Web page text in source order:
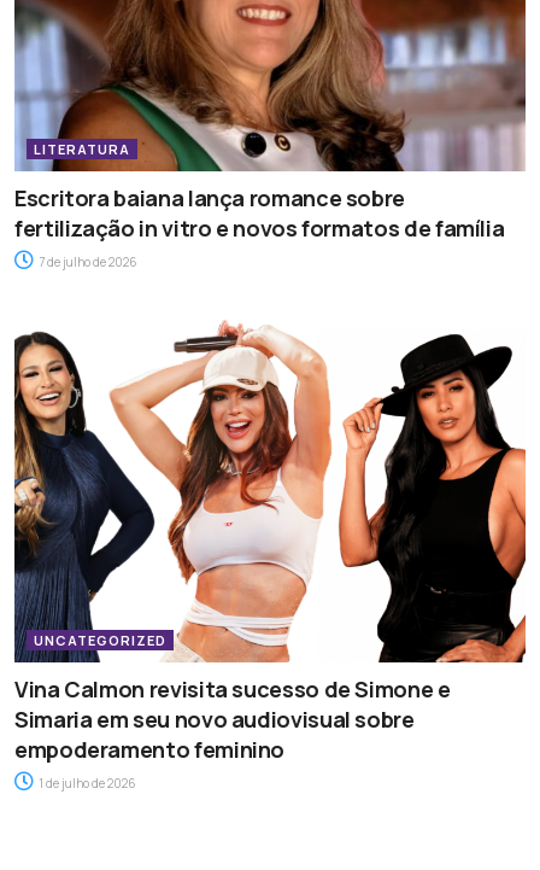
LITERATURA
Escritora baiana lança romance sobre
fertilização in vitro e novos formatos de família
7 de julho de 2026
UNCATEGORIZED
Vina Calmon revisita sucesso de Simone e
Simaria em seu novo audiovisual sobre
empoderamento feminino
1 de julho de 2026